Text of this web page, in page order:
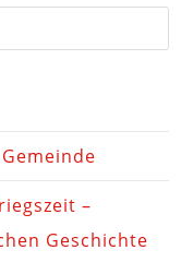
–
Geschichte